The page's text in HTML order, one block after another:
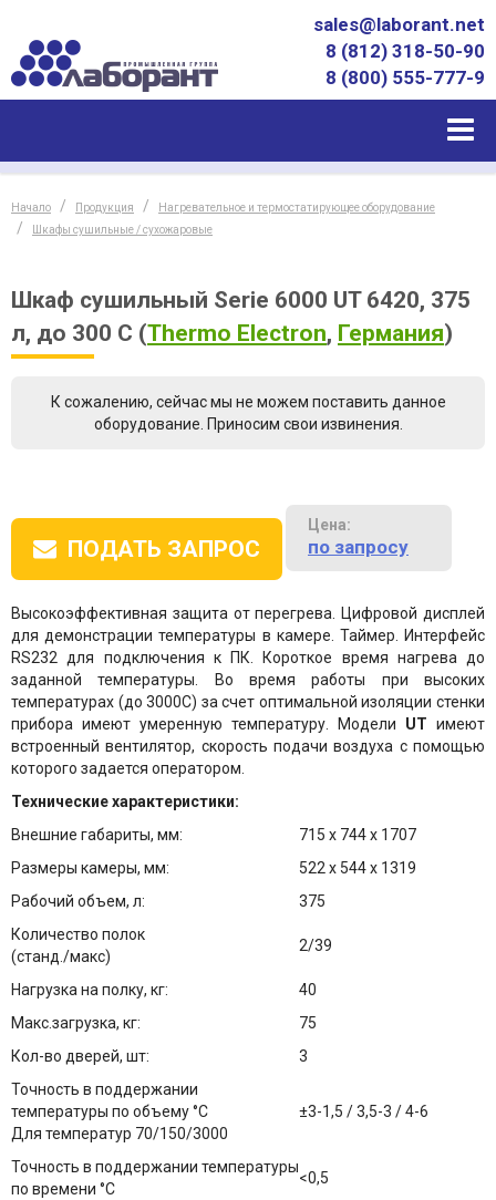
sales@laborant.net
8 (812) 318-50-90
8 (800) 555-777-9
Начало Продукция
Нагревательное и термостатирующее оборудование
Шкафы сушильные / сухожаровые
Шкаф сушильный Serie 6000 UT 6420, 375
л, до 300 С (Thermo Electron, Германия)
К сожалению, сейчас мы не можем поставить данное
оборудование. Приносим свои извинения.
ПОДАТЬ ЗАПРОС
Цена:
по запросу
Высокоэффективная защита от перегрева. Цифровой дисплей
для демонстрации температуры в камере. Таймер. Интерфейс
RS232 для подключения к ПК. Короткое время нагрева до
заданной температуры. Во время работы при высоких
температурах (до 3000С) за счет оптимальной изоляции стенки
прибора имеют умеренную температуру. Модели UT имеют
встроенный вентилятор, скорость подачи воздуха с помощью
которого задается оператором.
Технические характеристики:
Внешние габариты, мм:
715 x 744 х 1707
Размеры камеры, мм:
522 х 544 х 1319
Рабочий объем, л:
375
Количество полок
(станд./макс)
2/39
Нагрузка на полку, кг:
40
Макс.загрузка, кг:
75
Кол-во дверей, шт:
3
Точность в поддержании
температуры по объему °С
Для температур 70/150/3000
±3-1,5 / 3,5-3 / 4-6
Точность в поддержании температуры
по времени °С
<0,5